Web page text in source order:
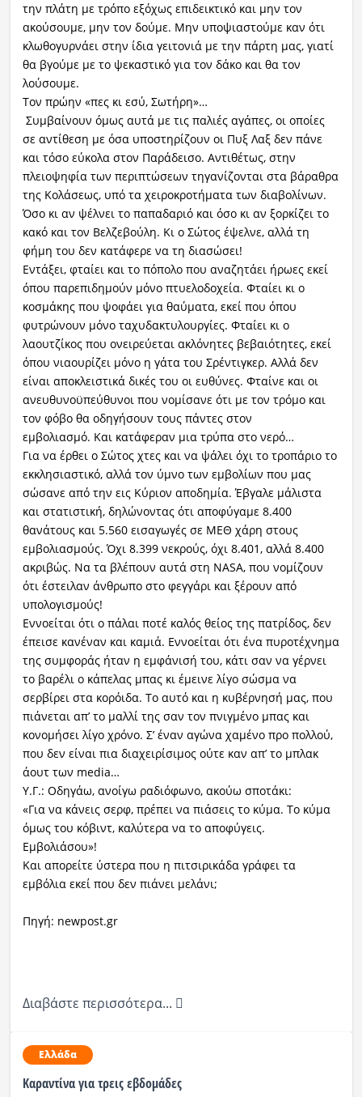
την πλάτη με τρόπο εξόχως επιδεικτικό και μην τον
ακούσουμε, μην τον δούμε. Μην υποψιαστούμε καν ότι
κλωθογυρνάει στην ίδια γειτονιά με την πάρτη μας, γιατί
θα βγούμε με το ψεκαστικό για τον δάκο και θα τον
λούσουμε.
Τον πρώην «πες κι εσύ, Σωτήρη»…
Συμβαίνουν όμως αυτά με τις παλιές αγάπες, οι οποίες
σε αντίθεση με όσα υποστηρίζουν οι Πυξ Λαξ δεν πάνε
και τόσο εύκολα στον Παράδεισο. Αντιθέτως, στην
πλειοψηφία των περιπτώσεων τηγανίζονται στα βάραθρα
της Κολάσεως, υπό τα χειροκροτήματα των διαβολίνων.
Όσο κι αν ψέλνει το παπαδαριό και όσο κι αν ξορκίζει το
κακό και τον Βελζεβούλη. Κι ο Σώτος έψελνε, αλλά τη
φήμη του δεν κατάφερε να τη διασώσει!
Εντάξει, φταίει και το πόπολο που αναζητάει ήρωες εκεί
όπου παρεπιδημούν μόνο πτυελοδοχεία. Φταίει κι ο
κοσμάκης που ψοφάει για θαύματα, εκεί που όπου
φυτρώνουν μόνο ταχυδακτυλουργίες. Φταίει κι ο
λαουτζίκος που ονειρεύεται ακλόνητες βεβαιότητες, εκεί
όπου νιαουρίζει μόνο η γάτα του Σρέντιγκερ. Αλλά δεν
είναι αποκλειστικά δικές του οι ευθύνες. Φταίνε και οι
ανευθυνοϋπεύθυνοι που νομίσανε ότι με τον τρόμο και
τον φόβο θα οδηγήσουν τους πάντες στον
εμβολιασμό. Και κατάφεραν μια τρύπα στο νερό…
Για να έρθει ο Σώτος χτες και να ψάλει όχι το τροπάριο το
εκκλησιαστικό, αλλά τον ύμνο των εμβολίων που μας
σώσανε από την εις Κύριον αποδημία. Έβγαλε μάλιστα
και στατιστική, δηλώνοντας ότι αποφύγαμε 8.400
θανάτους και 5.560 εισαγωγές σε ΜΕΘ χάρη στους
εμβολιασμούς. Όχι 8.399 νεκρούς, όχι 8.401, αλλά 8.400
ακριβώς. Να τα βλέπουν αυτά στη NASA, που νομίζουν
ότι έστειλαν άνθρωπο στο φεγγάρι και ξέρουν από
υπολογισμούς!
Εννοείται ότι ο πάλαι ποτέ καλός θείος της πατρίδος, δεν
έπεισε κανέναν και καμιά. Eννοείται ότι ένα πυροτέχνημα
της συμφοράς ήταν η εμφάνισή του, κάτι σαν να γέρνει
το βαρέλι ο κάπελας μπας κι έμεινε λίγο σώσμα να
σερβίρει στα κορόιδα. Το αυτό και η κυβέρνησή μας, που
πιάνεται απ’ το μαλλί της σαν τον πνιγμένο μπας και
κονομήσει λίγο χρόνο. Σ’ έναν αγώνα χαμένο προ πολλού,
που δεν είναι πια διαχειρίσιμος ούτε καν απ’ το μπλακ
άουτ των media…
Υ.Γ.: Οδηγάω, ανοίγω ραδιόφωνο, ακούω σποτάκι:
«Για να κάνεις σερφ, πρέπει να πιάσεις το κύμα. Το κύμα
όμως του κόβιντ, καλύτερα να το αποφύγεις.
Εμβολιάσου»!
Και απορείτε ύστερα που η πιτσιρικάδα γράφει τα
εμβόλια εκεί που δεν πιάνει μελάνι;
Πηγή: newpost.gr
Διαβάστε περισσότερα...
Ελλάδα
Καραντίνα για τρεις εβδομάδες